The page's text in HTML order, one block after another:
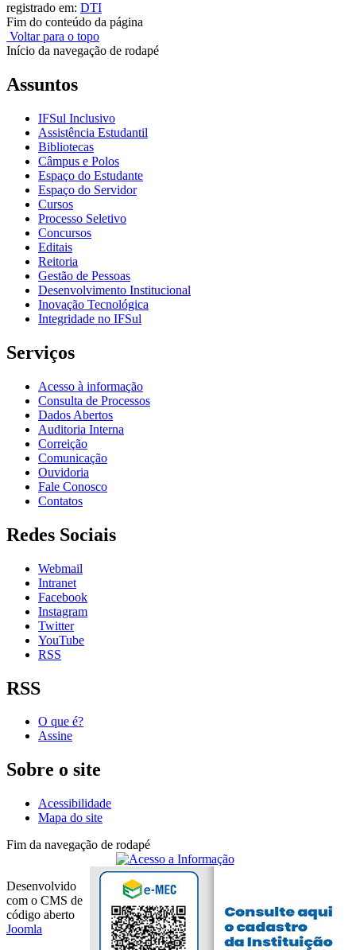
registrado em: DTI
Fim do conteúdo da página
Voltar para o topo
Início da navegação de rodapé
Assuntos
IFSul Inclusivo
Assistência Estudantil
Bibliotecas
Câmpus e Polos
Espaço do Estudante
Espaço do Servidor
Cursos
Processo Seletivo
Concursos
Editais
Reitoria
Gestão de Pessoas
Desenvolvimento Institucional
Inovação Tecnológica
Integridade no IFSul
Serviços
Acesso à informação
Consulta de Processos
Dados Abertos
Auditoria Interna
Correição
Comunicação
Ouvidoria
Fale Conosco
Contatos
Redes Sociais
Webmail
Intranet
Facebook
Instagram
Twitter
YouTube
RSS
RSS
O que é?
Assine
Sobre o site
Acessibilidade
Mapa do site
Fim da navegação de rodapé
Desenvolvido
com o CMS de
código aberto
Joomla